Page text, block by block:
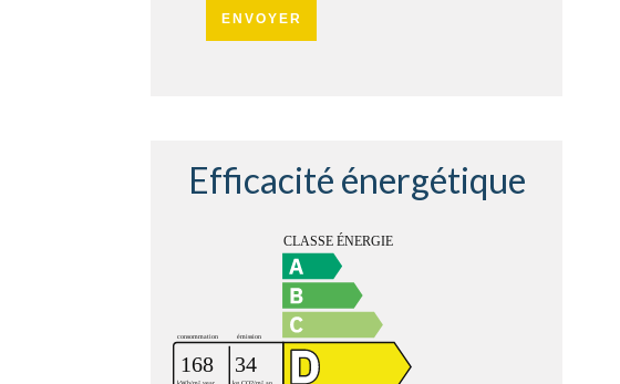
ENVOYER
Efficacité énergétique